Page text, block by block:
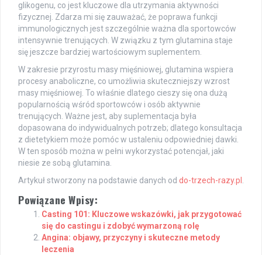
glikogenu, co jest kluczowe dla utrzymania aktywności
fizycznej. Zdarza mi się zauważać, że poprawa funkcji
immunologicznych jest szczególnie ważna dla sportowców
intensywnie trenujących. W związku z tym glutamina staje
się jeszcze bardziej wartościowym suplementem.
W zakresie przyrostu masy mięśniowej, glutamina wspiera
procesy anaboliczne, co umożliwia skuteczniejszy wzrost
masy mięśniowej. To właśnie dlatego cieszy się ona dużą
popularnością wśród sportowców i osób aktywnie
trenujących. Ważne jest, aby suplementacja była
dopasowana do indywidualnych potrzeb; dlatego konsultacja
z dietetykiem może pomóc w ustaleniu odpowiedniej dawki.
W ten sposób można w pełni wykorzystać potencjał, jaki
niesie ze sobą glutamina.
Artykuł stworzony na podstawie danych od do-trzech-razy.pl
Powiązane Wpisy:
Casting 101: Kluczowe wskazówki, jak przygotować
się do castingu i zdobyć wymarzoną rolę
Angina: objawy, przyczyny i skuteczne metody
leczenia